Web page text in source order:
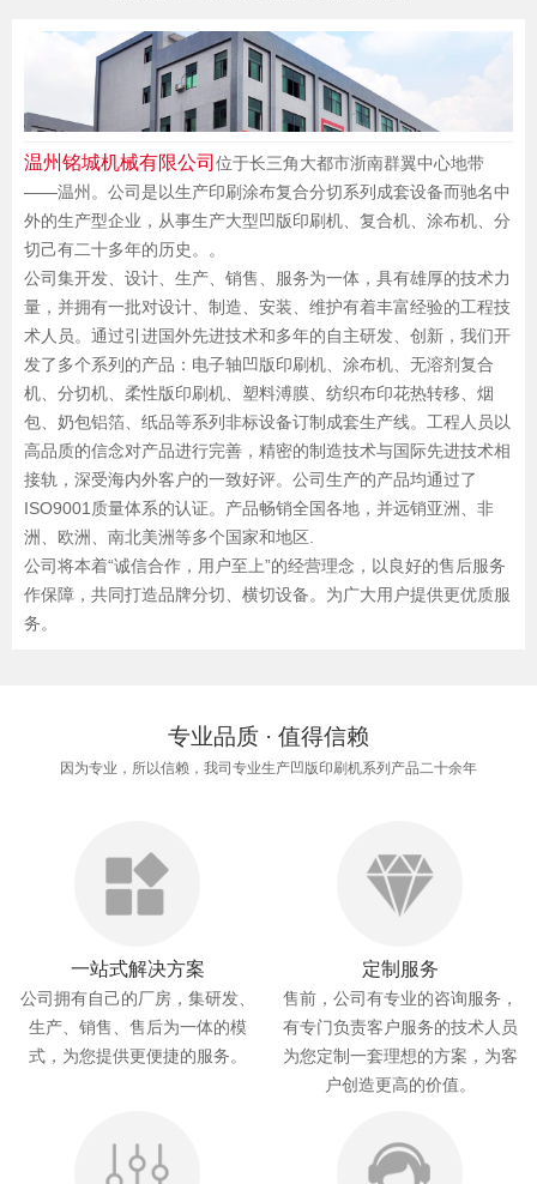
温州铭城机械有限公司 位于长三角大都市浙南群翼中心地带
——温州。公司是以生产印刷涂布复合分切系列成套设备而驰名中
外的生产型企业，从事生产大型凹版印刷机、复合机、涂布机、分
切己有二十多年的历史。。
公司集开发、设计、生产、销售、服务为一体，具有雄厚的技术力
量，并拥有一批对设计、制造、安装、维护有着丰富经验的工程技
术人员。通过引进国外先进技术和多年的自主研发、创新，我们开
发了多个系列的产品：电子轴凹版印刷机、涂布机、无溶剂复合
机、分切机、柔性版印刷机、塑料溥膜、纺织布印花热转移、烟
包、奶包铝箔、纸品等系列非标设备订制成套生产线。工程人员以
高品质的信念对产品进行完善，精密的制造技术与国际先进技术相
接轨，深受海内外客户的一致好评。公司生产的产品均通过了
ISO9001质量体系的认证。产品畅销全国各地，并远销亚洲、非
洲、欧洲、南北美洲等多个国家和地区.
公司将本着“诚信合作，用户至上”的经营理念，以良好的售后服务
作保障，共同打造品牌分切、横切设备。为广大用户提供更优质服
务。
专业品质 · 值得信赖
因为专业，所以信赖，我司专业生产凹版印刷机系列产品二十余年
一站式解决方案
公司拥有自己的厂房，集研发、
生产、销售、售后为一体的模
式，为您提供更便捷的服务。
定制服务
售前，公司有专业的咨询服务，
有专门负责客户服务的技术人员
为您定制一套理想的方案，为客
户创造更高的价值。